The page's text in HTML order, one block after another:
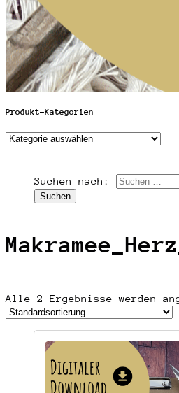
Produkt-Kategorien
Suchen nach:
Alle 2 Ergebnisse werden